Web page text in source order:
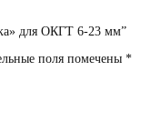
для ОКГТ 6-23 мм”
поля помечены *